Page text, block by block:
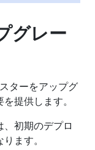
グレー
ターをアップグ
提供します。
初期のデプロ
ます。